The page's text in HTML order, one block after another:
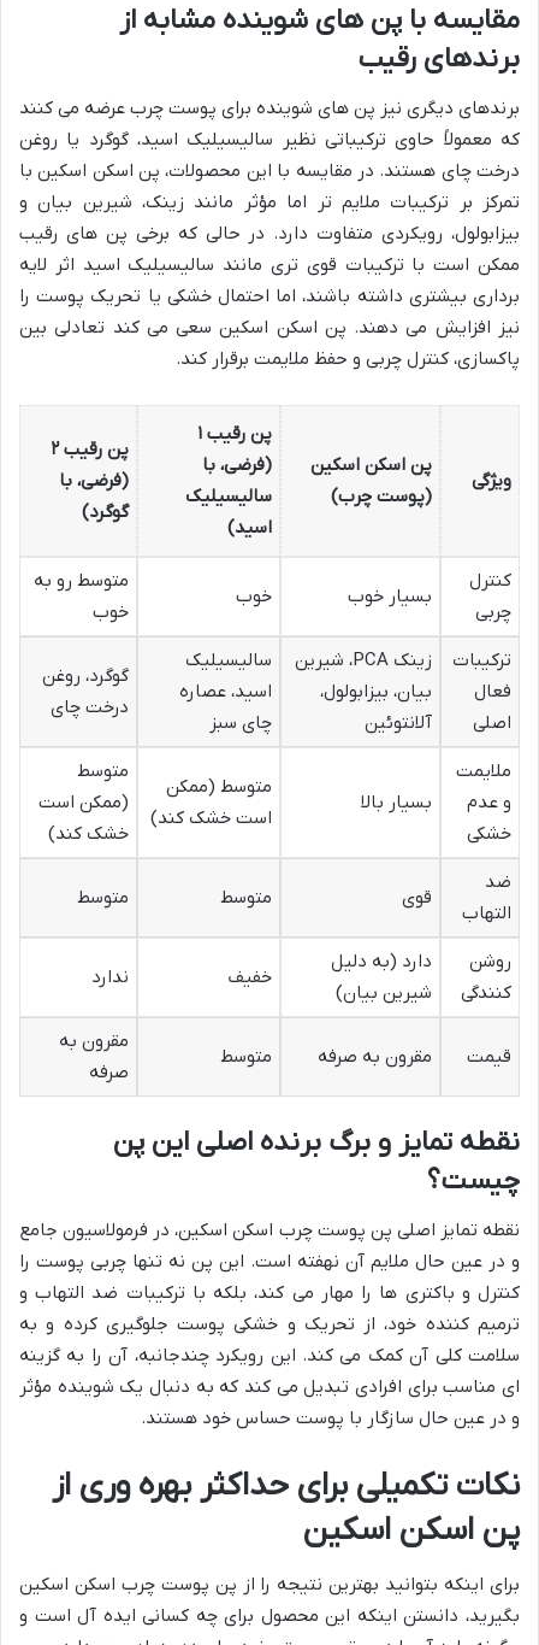
مقایسه با پن های شوینده مشابه از
برندهای رقیب
برندهای دیگری نیز پن های شوینده برای پوست چرب عرضه می کنند
که معمولاً حاوی ترکیباتی نظیر سالیسیلیک اسید، گوگرد یا روغن
درخت چای هستند. در مقایسه با این محصولات، پن اسکن اسکین با
تمرکز بر ترکیبات ملایم تر اما مؤثر مانند زینک، شیرین بیان و
بیزابولول، رویکردی متفاوت دارد. در حالی که برخی پن های رقیب
ممکن است با ترکیبات قوی تری مانند سالیسیلیک اسید اثر لایه
برداری بیشتری داشته باشند، اما احتمال خشکی یا تحریک پوست را
نیز افزایش می دهند. پن اسکن اسکین سعی می کند تعادلی بین
پاکسازی، کنترل چربی و حفظ ملایمت برقرار کند.
ویژگی
پن اسکن اسکین
(پوست چرب)
پن رقیب ۱
(فرضی، با
سالیسیلیک
اسید)
پن رقیب ۲
(فرضی، با
گوگرد)
کنترل
چربی
بسیار خوب خوب
متوسط رو به
خوب
ترکیبات
فعال
اصلی
زینک PCA، شیرین
بیان، بیزابولول،
آلانتوئین
سالیسیلیک
اسید، عصاره
چای سبز
گوگرد، روغن
درخت چای
ملایمت
و عدم
خشکی
بسیار بالا
متوسط (ممکن
است خشک کند)
متوسط
(ممکن است
خشک کند)
ضد
التهاب
قوی متوسط متوسط
روشن
کنندگی
دارد (به دلیل
شیرین بیان)
خفیف ندارد
قیمت مقرون به صرفه متوسط
مقرون به
صرفه
نقطه تمایز و برگ برنده اصلی این پن
چیست؟
نقطه تمایز اصلی پن پوست چرب اسکن اسکین، در فرمولاسیون جامع
و در عین حال ملایم آن نهفته است. این پن نه تنها چربی پوست را
کنترل و باکتری ها را مهار می کند، بلکه با ترکیبات ضد التهاب و
ترمیم کننده خود، از تحریک و خشکی پوست جلوگیری کرده و به
سلامت کلی آن کمک می کند. این رویکرد چندجانبه، آن را به گزینه
ای مناسب برای افرادی تبدیل می کند که به دنبال یک شوینده مؤثر
و در عین حال سازگار با پوست حساس خود هستند.
نکات تکمیلی برای حداکثر بهره وری از
پن اسکن اسکین
برای اینکه بتوانید بهترین نتیجه را از پن پوست چرب اسکن اسکین
بگیرید، دانستن اینکه این محصول برای چه کسانی ایده آل است و